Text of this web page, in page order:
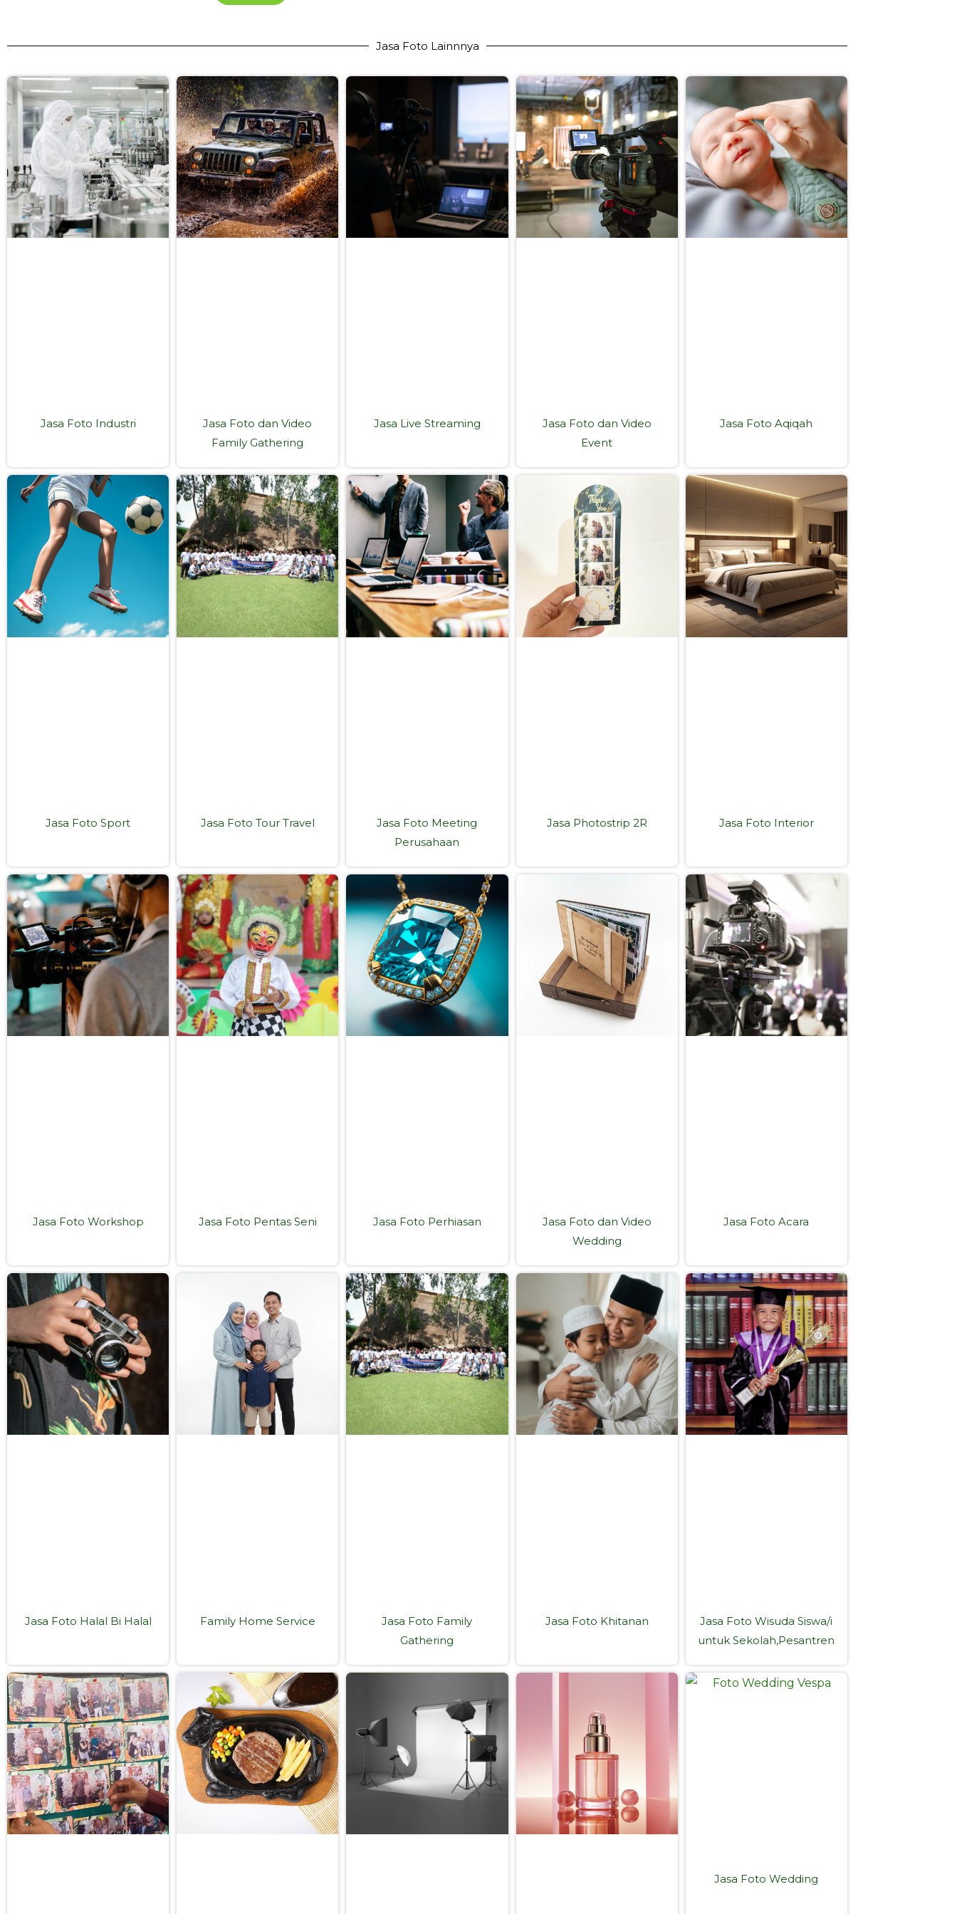
Jasa Foto Lainnnya
Jasa Foto Industri
Jasa Foto dan Video
Family Gathering
Jasa Live Streaming
Jasa Foto dan Video
Event
Jasa Foto Aqiqah
Jasa Foto Sport Jasa Foto Tour Travel
Jasa Foto Meeting
Perusahaan
Jasa Photostrip 2R Jasa Foto Interior
Jasa Foto Workshop Jasa Foto Pentas Seni Jasa Foto Perhiasan
Jasa Foto dan Video
Wedding
Jasa Foto Acara
Jasa Foto Halal Bi Halal Family Home Service
Jasa Foto Family
Gathering
Jasa Foto Khitanan
Jasa Foto Wisuda Siswa/i
untuk Sekolah,Pesantren
Jasa Foto Wedding